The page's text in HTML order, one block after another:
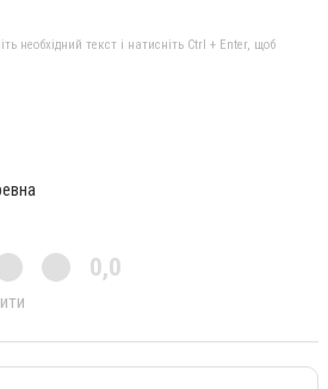
необхідний текст і натисніть Ctrl + Enter, щоб
0,0